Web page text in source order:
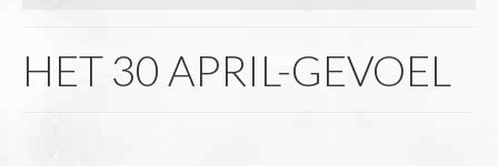
Blog
HET 30 APRIL-GEVOEL